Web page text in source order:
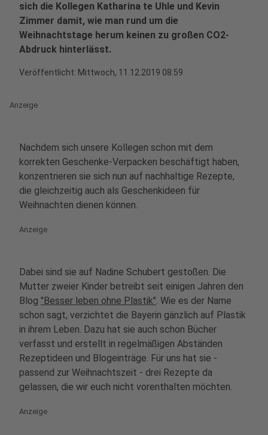
sich die Kollegen Katharina te Uhle und Kevin
Zimmer damit, wie man rund um die
Weihnachtstage herum keinen zu großen CO2-
Abdruck hinterlässt.
Veröffentlicht: Mittwoch, 11.12.2019 08:59
Anzeige
Nachdem sich unsere Kollegen schon mit dem
korrekten Geschenke-Verpacken beschäftigt haben,
konzentrieren sie sich nun auf nachhaltige Rezepte,
die gleichzeitig auch als Geschenkideen für
Weihnachten dienen können.
Anzeige
Dabei sind sie auf Nadine Schubert gestoßen. Die
Mutter zweier Kinder betreibt seit einigen Jahren den
Blog "Besser leben ohne Plastik". Wie es der Name
schon sagt, verzichtet die Bayerin gänzlich auf Plastik
in ihrem Leben. Dazu hat sie auch schon Bücher
verfasst und erstellt in regelmäßigen Abständen
Rezeptideen und Blogeinträge. Für uns hat sie -
passend zur Weihnachtszeit - drei Rezepte da
gelassen, die wir euch nicht vorenthalten möchten.
Anzeige